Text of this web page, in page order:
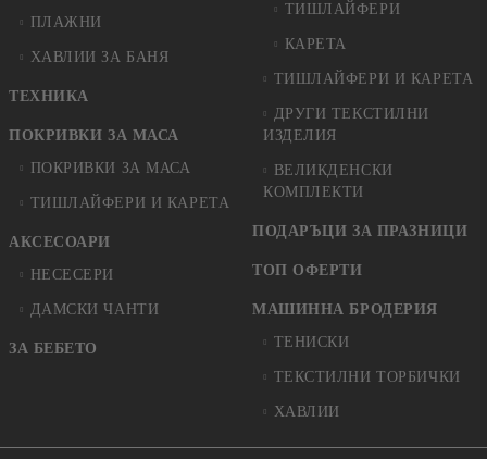
ПЛАЖНИ
ХАВЛИИ ЗА БАНЯ
ТЕХНИКА
ПОКРИВКИ ЗА МАСА
ПОКРИВКИ ЗА МАСА
ТИШЛАЙФЕРИ И КАРЕТА
АКСЕСОАРИ
НЕСЕСЕРИ
ДАМСКИ ЧАНТИ
ЗА БЕБЕТО
ТИШЛАЙФЕРИ
КАРЕТА
ТИШЛАЙФЕРИ И КАРЕТА
ДРУГИ ТЕКСТИЛНИ
ИЗДЕЛИЯ
ВЕЛИКДЕНСКИ
КОМПЛЕКТИ
ПОДАРЪЦИ ЗА ПРАЗНИЦИ
ТОП ОФЕРТИ
МАШИННА БРОДЕРИЯ
ТЕНИСКИ
ТЕКСТИЛНИ ТОРБИЧКИ
ХАВЛИИ